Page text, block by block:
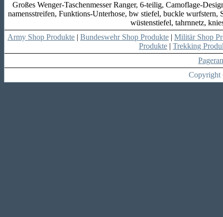
Großes Wenger-Taschenmesser Ranger, 6-teilig, Camoflage-
namensstreifen, Funktions-Unterhose, bw stiefel, buckle wurfstern,
wüstenstiefel, tahrnnetz,
Army Shop Produkte | Bundeswehr Shop Produkte | Militär Shop
Produkte | Trekking